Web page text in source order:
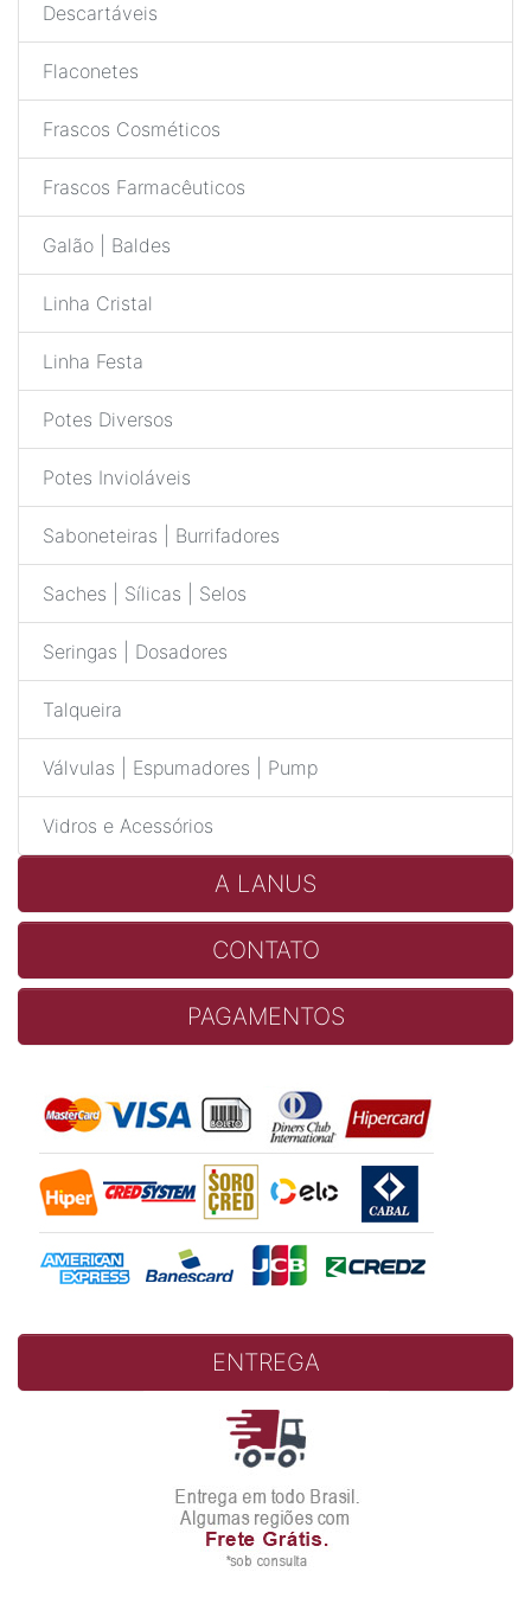
Descartáveis
Flaconetes
Frascos Cosméticos
Frascos Farmacêuticos
Galão | Baldes
Linha Cristal
Linha Festa
Potes Diversos
Potes Invioláveis
Saboneteiras | Burrifadores
Saches | Sílicas | Selos
Seringas | Dosadores
Talqueira
Válvulas | Espumadores | Pump
Vidros e Acessórios
A LANUS
CONTATO
PAGAMENTOS
ENTREGA